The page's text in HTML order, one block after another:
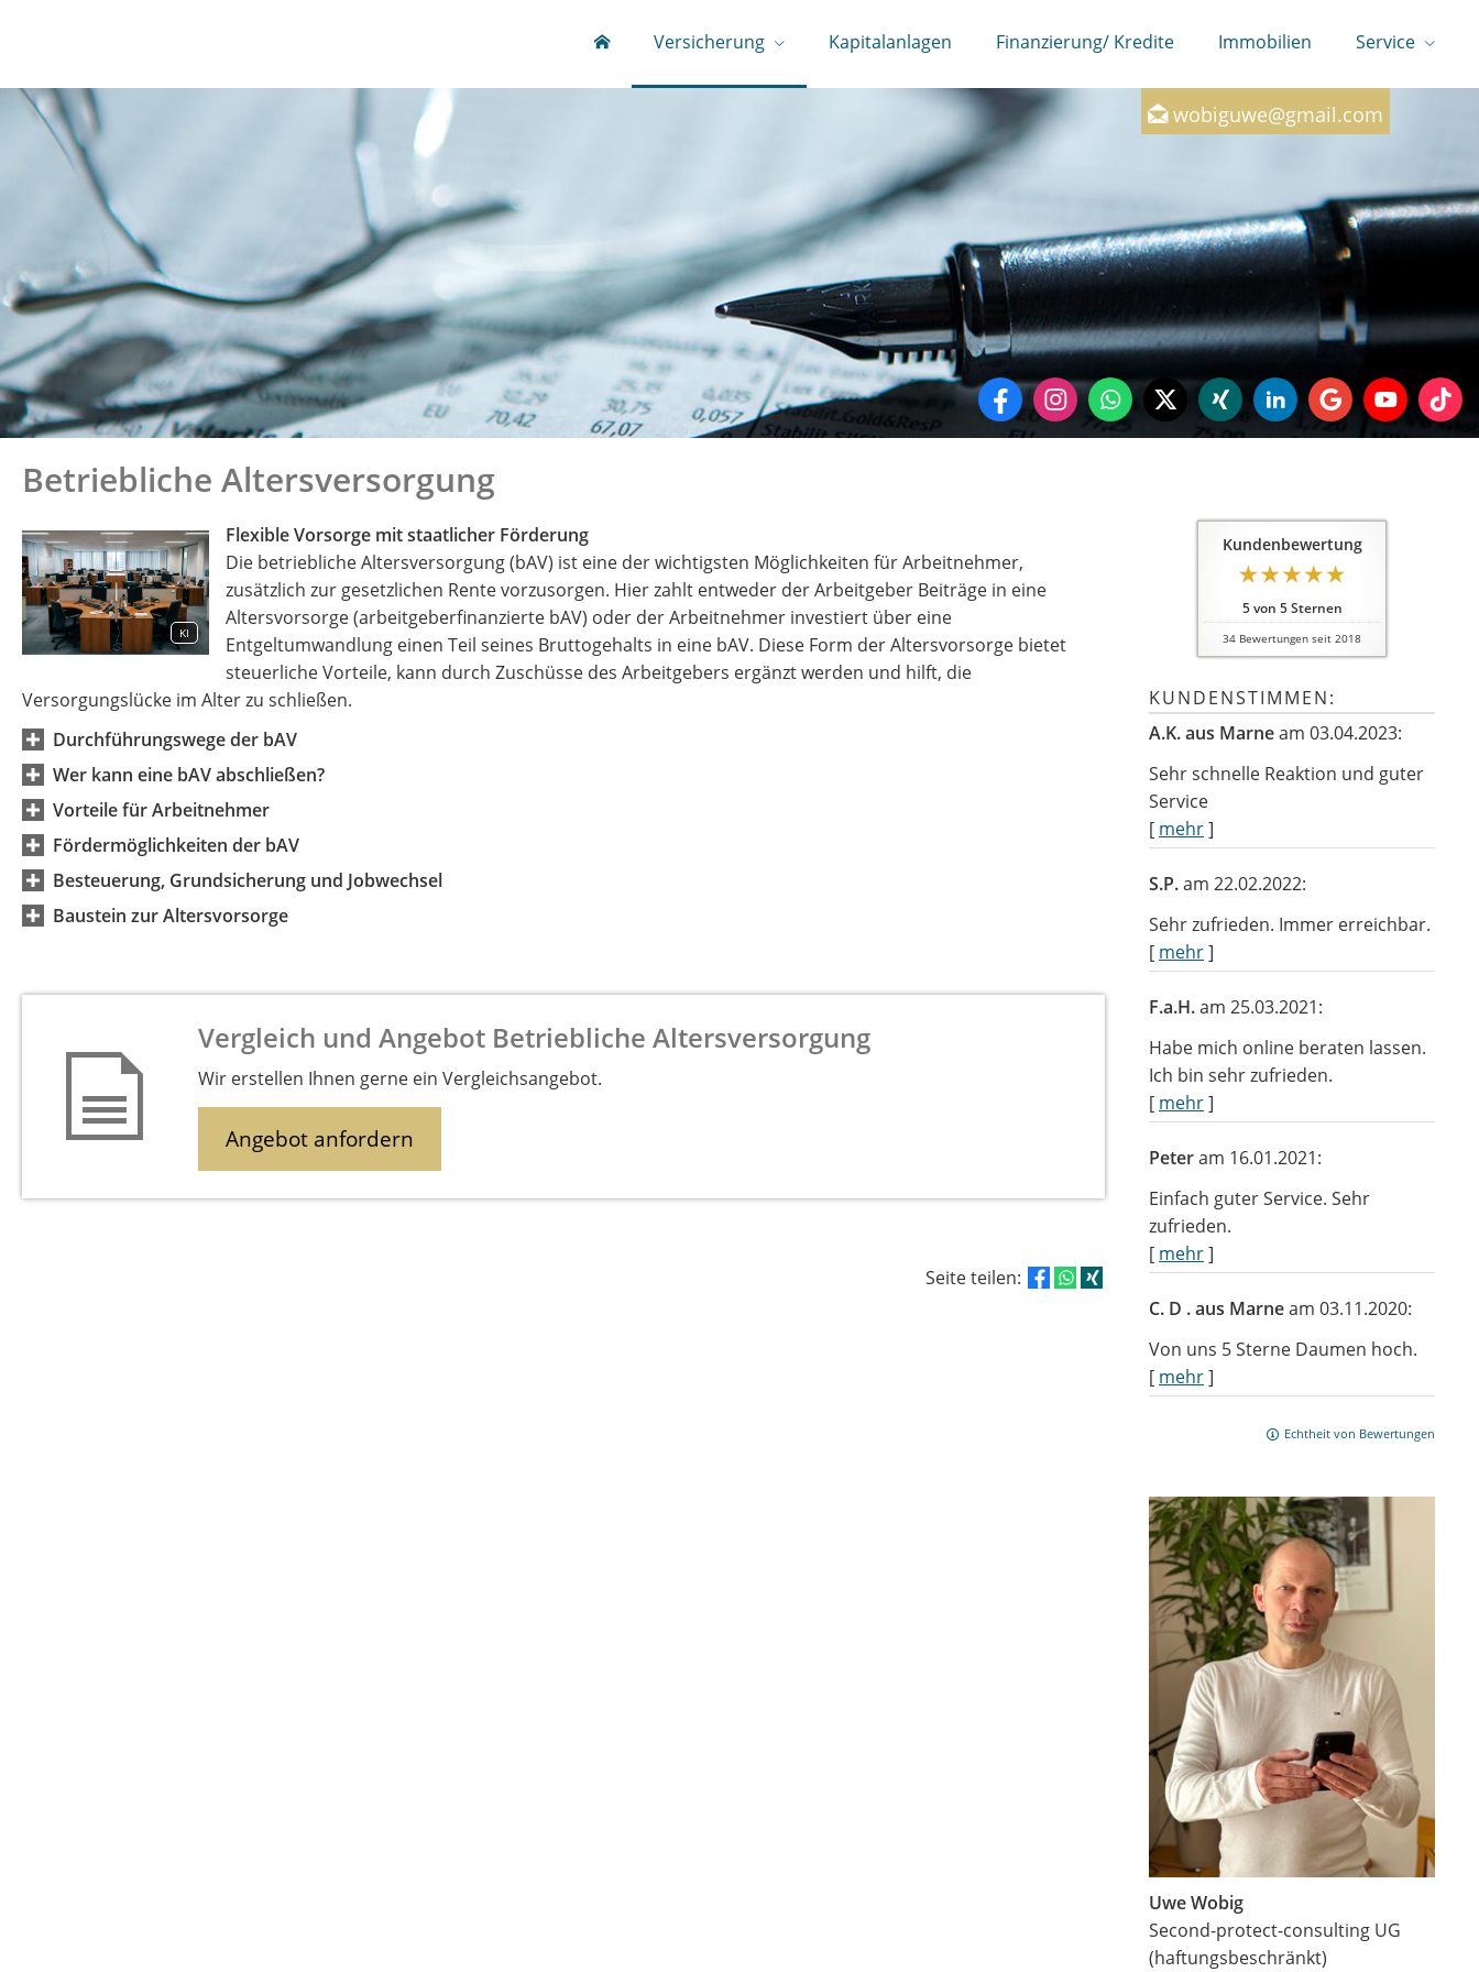
Versicherung Kapitalanlagen Finanzierung/ Kredite Immobilien Service
wobiguwe@gmail.com
Kundenbewertung
5von 5Sternen
34 Bewertungen seit 2018
KUNDENSTIMMEN:
A.K. aus Marneam 03.04.2023:
Sehr schnelle Reaktion und guter
Service
[ mehr]
S.P.am 22.02.2022:
Sehr zufrieden. Immer erreichbar.
[ mehr]
F.a.H.am 25.03.2021:
Habe mich online beraten lassen.
Ich bin sehr zufrieden.
[ mehr]
Peteram 16.01.2021:
Einfach guter Service. Sehr
zufrieden.
[ mehr]
C. D . aus Marneam 03.11.2020:
Von uns 5 Sterne Daumen hoch.
[ mehr]
Echtheit von Bewertungen
Uwe Wobig
Second-protect-consulting UG
(haftungsbeschränkt)
Betriebliche Altersversorgung
KI
Flexible Vorsorge mit staatlicher Förderung
Die betriebliche Altersversorgung (bAV) ist eine der wichtigsten Möglichkeiten für Arbeitnehmer,
zusätzlich zur gesetzlichen Rente vorzusorgen. Hier zahlt entweder der Arbeitgeber Beiträge in eine
Altersvorsorge (arbeitgeberfinanzierte bAV) oder der Arbeitnehmer investiert über eine
Entgeltumwandlung einen Teil seines Bruttogehalts in eine bAV. Diese Form der Altersvorsorge bietet
steuerliche Vorteile, kann durch Zuschüsse des Arbeitgebers ergänzt werden und hilft, die
Versorgungslücke im Alter zu schließen.
Durchführungswege der bAV
Wer kann eine bAV abschließen?
Vorteile für Arbeitnehmer
Fördermöglichkeiten der bAV
Besteuerung, Grundsicherung und Jobwechsel
Baustein zur Altersvorsorge
Vergleich und Angebot Betriebliche Altersversorgung
Wir erstellen Ihnen gerne ein Vergleichsangebot.
Angebot anfordern
Seite teilen: